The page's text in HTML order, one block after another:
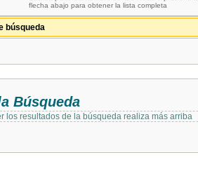
flecha abajo para obtener la lista completa
búsqueda
Búsqueda
los resultados de la búsqueda realiza más arriba